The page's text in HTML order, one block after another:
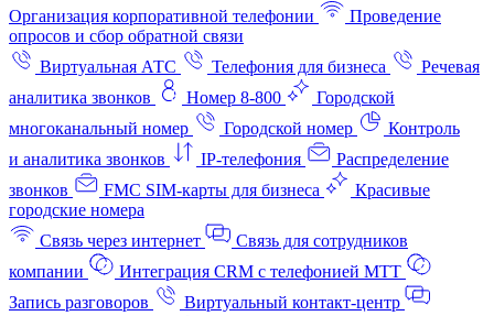
Организация корпоративной телефонии
Проведение
опросов и сбор обратной связи
Виртуальная АТС
Телефония для бизнеса
Речевая
аналитика звонков
Номер 8-800
Городской
многоканальный номер
Городской номер
Контроль
и аналитика звонков
IP-телефония
Распределение
звонков
FMC SIM-карты для бизнеса
Красивые
городские номера
Связь через интернет
Связь для сотрудников
компании
Интеграция CRM с телефонией МТТ
Запись разговоров
Виртуальный контакт‑центр